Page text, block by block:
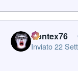
Pontex76
Inviato22